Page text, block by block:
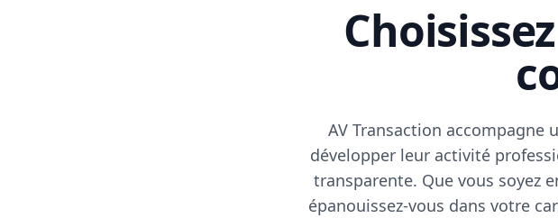
AV Transaction accompagne
développer leur activité
transparente. Que vous soyez
épanouissez-vous dans votre